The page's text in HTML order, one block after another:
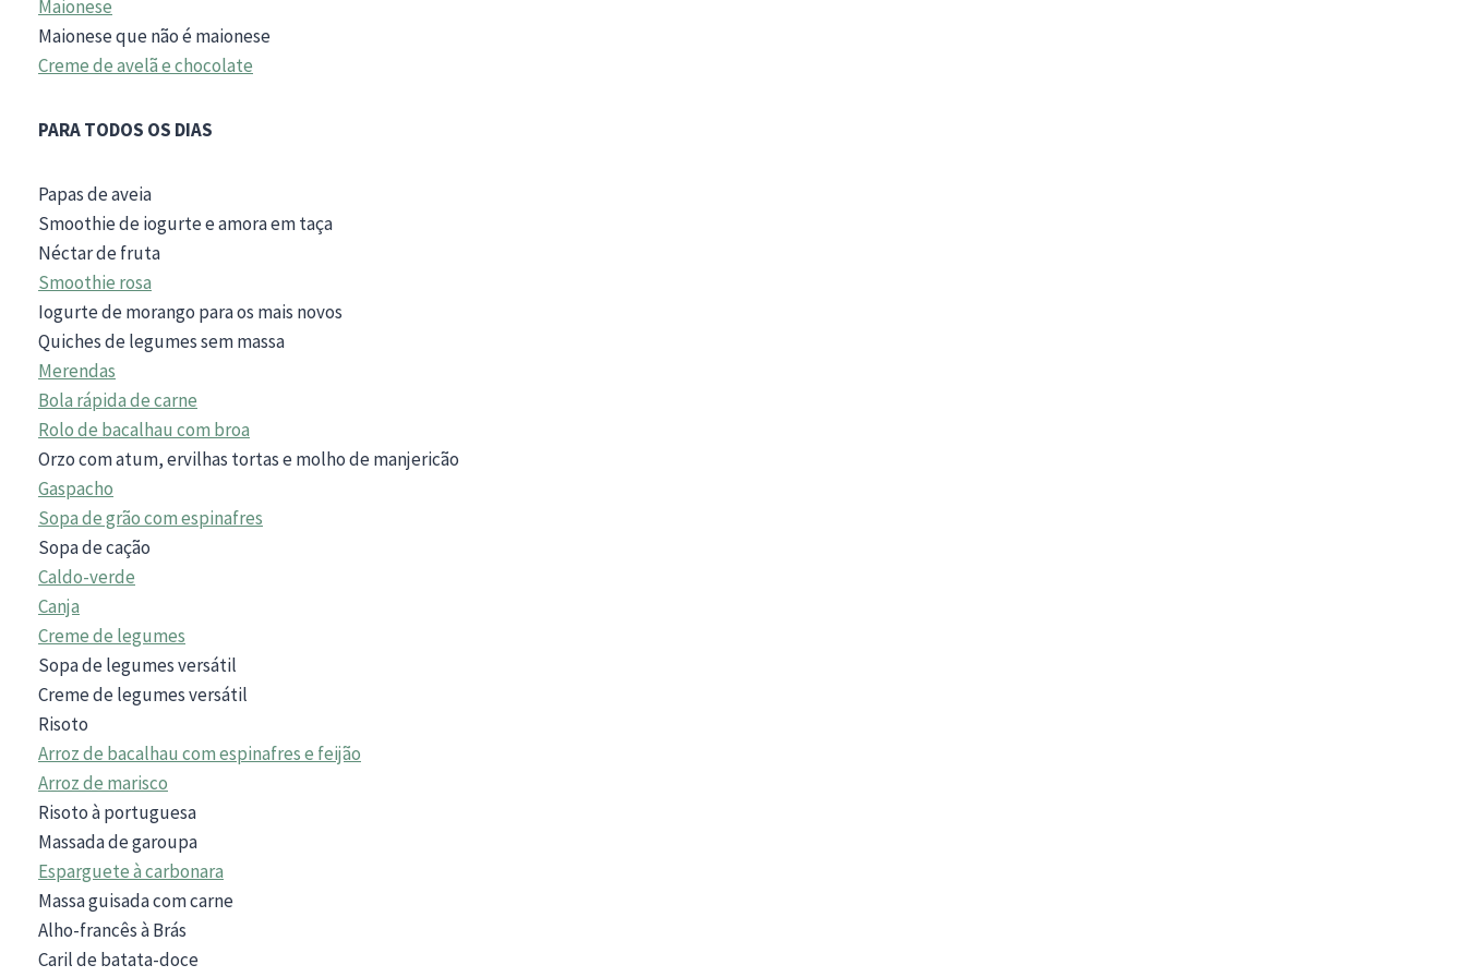
Maionese
Maionese que não é maionese
Creme de avelã e chocolate
PARA TODOS OS DIAS
Papas de aveia
Smoothie de iogurte e amora em taça
Néctar de fruta
Smoothie rosa
Iogurte de morango para os mais novos
Quiches de legumes sem massa
Merendas
Bola rápida de carne
Rolo de bacalhau com broa
Orzo com atum, ervilhas tortas e molho de manjericão
Gaspacho
Sopa de grão com espinafres
Sopa de cação
Caldo-verde
Canja
Creme de legumes
Sopa de legumes versátil
Creme de legumes versátil
Risoto
Arroz de bacalhau com espinafres e feijão
Arroz de marisco
Risoto à portuguesa
Massada de garoupa
Esparguete à carbonara
Massa guisada com carne
Alho-francês à Brás
Caril de batata-doce